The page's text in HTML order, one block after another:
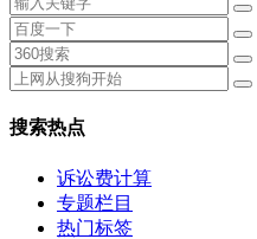
搜索热点
诉讼费计算
专题栏目
热门标签